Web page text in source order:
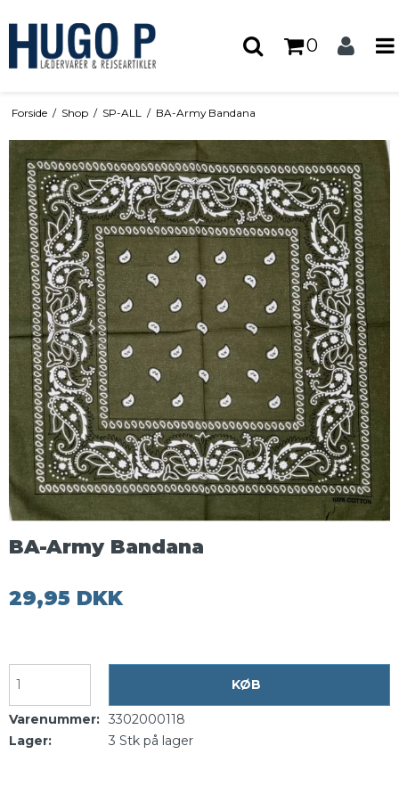
0
Forside / Shop / SP-ALL / BA-Army Bandana
BA-Army Bandana
29,95 DKK
KØB
Varenummer: 3302000118
Lager:
3 Stk på lager